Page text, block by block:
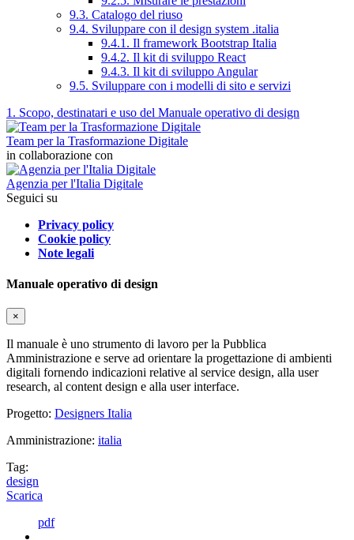
9.3. Catalogo del riuso
9.4. Sviluppare con il design system .italia
9.4.1. Il framework Bootstrap Italia
9.4.2. Il kit di sviluppo React
9.4.3. Il kit di sviluppo Angular
9.5. Sviluppare con i modelli di sito e servizi
1. Scopo, destinatari e uso del Manuale operativo di design
Team per la Trasformazione Digitale
in collaborazione con
Agenzia per l'Italia Digitale
Seguici su
Privacy policy
Cookie policy
Note legali
Manuale operativo di design
×
Il manuale è uno strumento di lavoro per la Pubblica
Amministrazione e serve ad orientare la progettazione di ambienti
digitali fornendo indicazioni relative al service design, alla user
research, al content design e alla user interface.
Progetto: Designers Italia
Amministrazione: italia
Tag:
design
Scarica
pdf